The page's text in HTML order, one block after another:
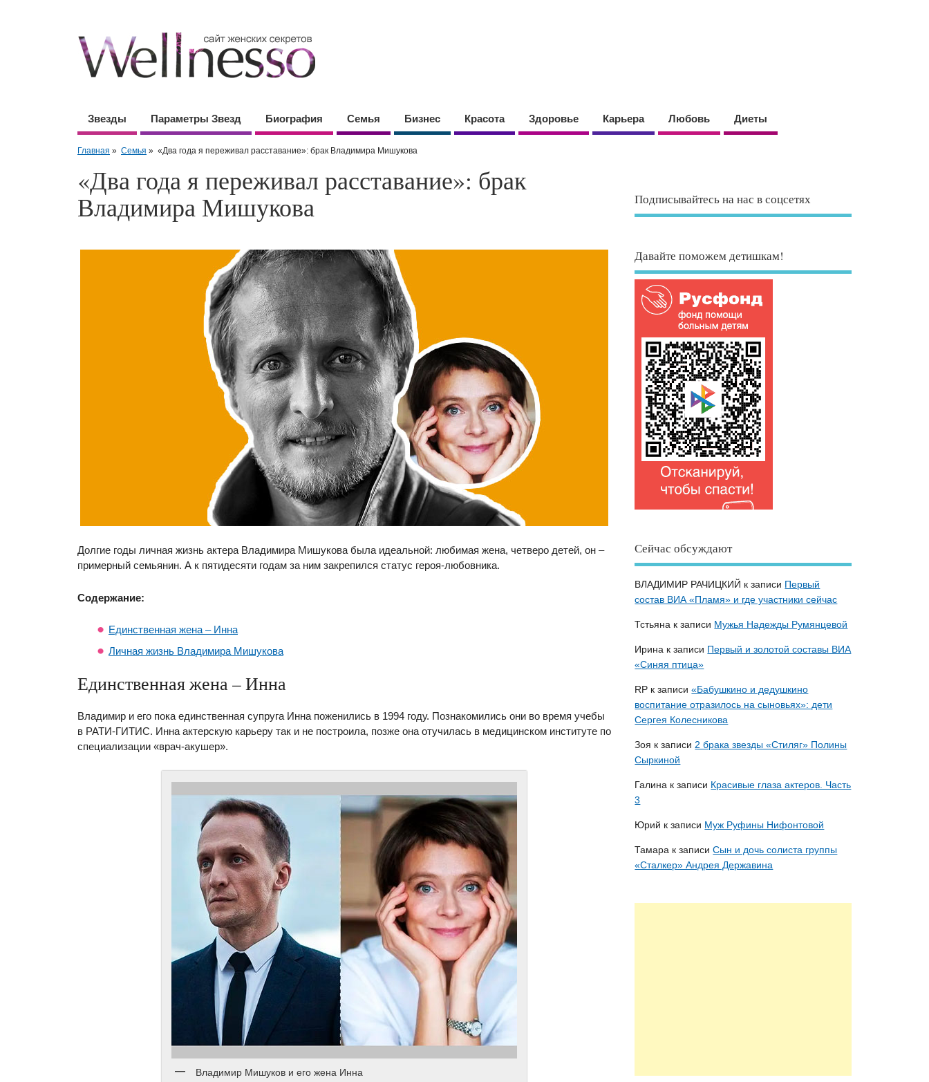
Звезды Параметры Звезд Биография Семья Бизнес Красота Здоровье Карьера Любовь Диеты
Главная » Семья » «Два года я переживал расставание»: брак Владимира Мишукова
«Два года я переживал расставание»: брак
Владимира Мишукова
Долгие годы личная жизнь актера Владимира Мишукова была идеальной: любимая жена, четверо детей, он –
примерный семьянин. А к пятидесяти годам за ним закрепился статус героя-любовника.
Содержание:
Единственная жена – Инна
Личная жизнь Владимира Мишукова
Единственная жена – Инна
Владимир и его пока единственная супруга Инна поженились в 1994 году. Познакомились они во время учебы
в РАТИ-ГИТИС. Инна актерскую карьеру так и не построила, позже она отучилась в медицинском институте по
специализации «врач-акушер».
Владимир Мишуков и его жена Инна
Подписывайтесь на нас в соцсетях
Давайте поможем детишкам!
Сейчас обсуждают
ВЛАДИМИР РАЧИЦКИЙ к записи Первый
состав ВИА «Пламя» и где участники сейчас
Тстьяна к записи Мужья Надежды Румянцевой
Ирина к записи Первый и золотой составы ВИА
«Синяя птица»
RP к записи«Бабушкино и дедушкино
воспитание отразилось на сыновьях»: дети
Сергея Колесникова
Зоя к записи 2 брака звезды «Стиляг» Полины
Сыркиной
Галина к записи Красивые глаза актеров. Часть
3
Юрий к записи Муж Руфины Нифонтовой
Тамара к записиСын и дочь солиста группы
«Сталкер» Андрея Державина